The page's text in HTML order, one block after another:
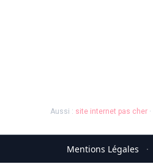
Aussi : site internet pas cher·
Mentions Légales ·